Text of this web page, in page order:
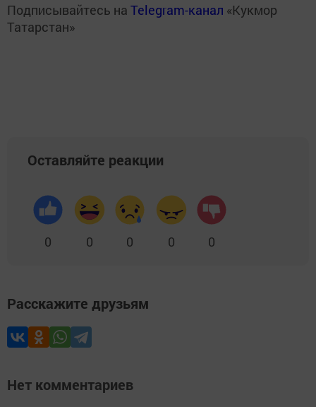
Подписывайтесь на Telegram-канал «Кукмор
Татарстан»
Оставляйте реакции
0 0 0 0 0
Расскажите друзьям
Нет комментариев